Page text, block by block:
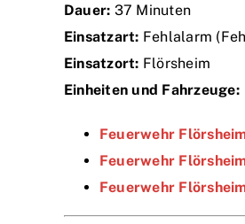
Dauer: 37 Minuten
Einsatzart: Fehlalarm
Einsatzort: Flörsheim
Einheiten und Fahrzeuge:
Feuerwehr
Feuerwehr
Feuerwehr